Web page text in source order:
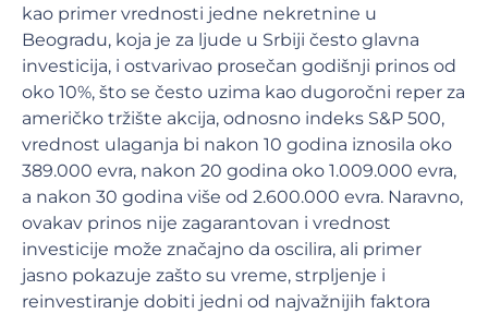
kao primer vrednosti jedne nekretnine u
Beogradu, koja je za ljude u Srbiji često glavna
investicija, i ostvarivao prosečan godišnji prinos od
oko 10%, što se često uzima kao dugoročni reper za
američko tržište akcija, odnosno indeks S&P 500,
vrednost ulaganja bi nakon 10 godina iznosila oko
389.000 evra, nakon 20 godina oko 1.009.000 evra,
a nakon 30 godina više od 2.600.000 evra. Naravno,
ovakav prinos nije zagarantovan i vrednost
investicije može značajno da oscilira, ali primer
jasno pokazuje zašto su vreme, strpljenje i
reinvestiranje dobiti jedni od najvažnijih faktora